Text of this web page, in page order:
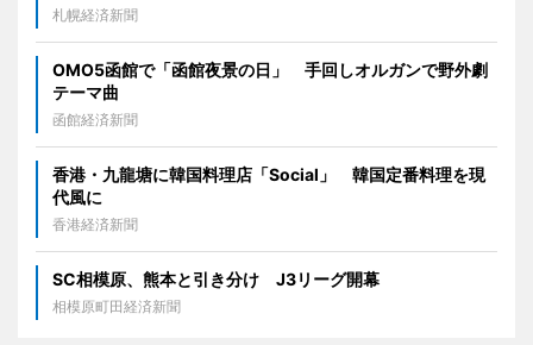
札幌経済新聞
OMO5函館で「函館夜景の日」 手回しオルガンで野外劇
テーマ曲
函館経済新聞
香港・九龍塘に韓国料理店「Social」 韓国定番料理を現
代風に
香港経済新聞
SC相模原、熊本と引き分け J3リーグ開幕
相模原町田経済新聞